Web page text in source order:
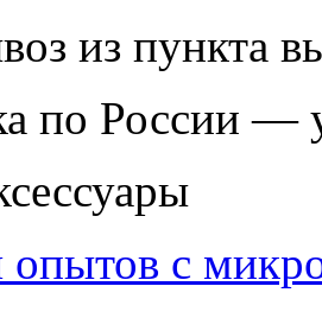
из пункта
по России —
опытов с